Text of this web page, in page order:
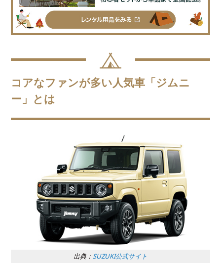
コアなファンが多い人気車「ジムニ
ー」とは
出典： SUZUKI公式サイト